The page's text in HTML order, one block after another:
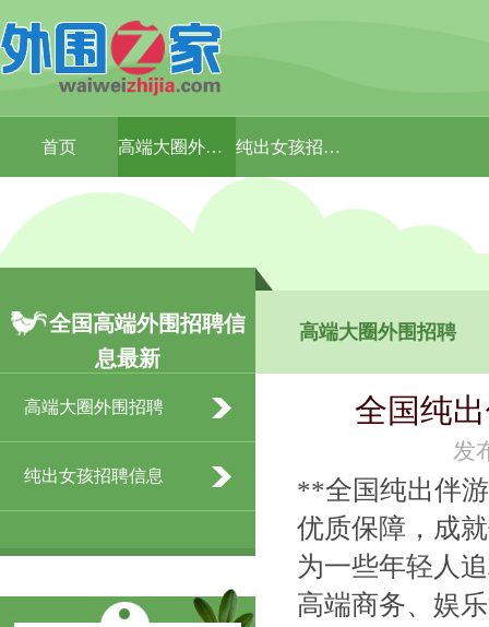
首页 高端大圈外围招聘 纯出女孩招聘信息
全国高端外围招聘信
息最新
高端大圈外围招聘
高端大圈外围招聘
纯出女孩招聘信息
全国纯
发
**全国纯出伴
优质保障，成
为一些年轻人
高端商务、娱